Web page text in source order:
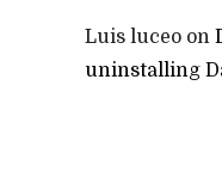
Luis luceo on
uninstalling